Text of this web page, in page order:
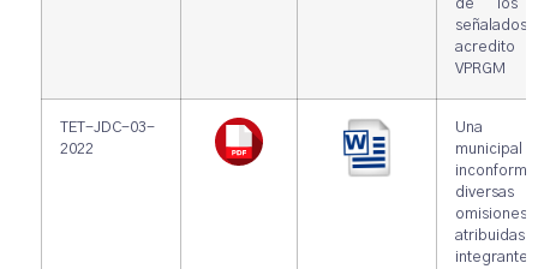
de los
señalados
VPRGM
TET-JDC-03-
2022
Una
diversas
omisiones
integrantes